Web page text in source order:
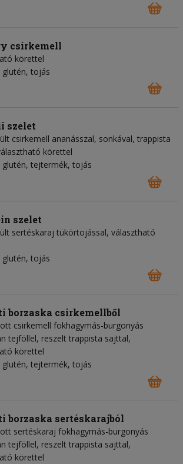
csirkemell
körettel
glutén, tojás
szelet
csirkemell ananásszal, sonkával, trappista
körettel
glutén, tejtermék, tojás
szelet
sertéskaraj tükörtojással, választható
glutén, tojás
borzaska csirkemellből
csirkemell fokhagymás-burgonyás
tejföllel, reszelt trappista sajttal,
körettel
glutén, tejtermék, tojás
borzaska sertéskarajból
sertéskaraj fokhagymás-burgonyás
tejföllel, reszelt trappista sajttal,
körettel